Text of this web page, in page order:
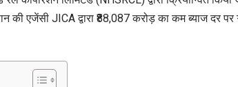
और
की एजेंसी JICA द्वारा ₹88,087 करोड़ का कम ब्याज दर